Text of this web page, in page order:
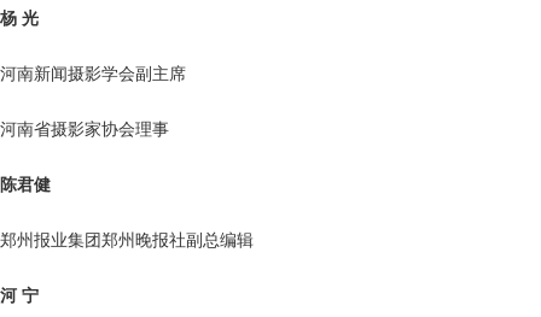
杨 光
河南新闻摄影学会副主席
河南省摄影家协会理事
陈君健
郑州报业集团郑州晚报社副总编辑
河 宁